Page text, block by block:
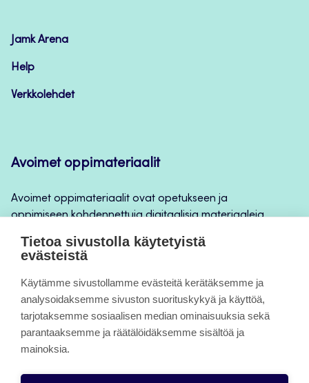
Jamk Arena
Help
Verkkolehdet
Avoimet oppimateriaalit
Avoimet oppimateriaalit ovat opetukseen ja
oppimiseen kohdennettuja digitaalisia materiaaleja,
opintojaksototeutuksilla, jatkuvan oppimisen ja
Tietoa sivuista
Evästeet
Saavutettavuusseloste
Tietoa sivustolla käytetyistä
evästeistä
Käytämme sivustollamme evästeitä kerätäksemme ja
analysoidaksemme sivuston suorituskykyä ja käyttöä,
tarjotaksemme sosiaalisen median ominaisuuksia sekä
parantaaksemme ja räätälöidäksemme sisältöä ja
mainoksia.